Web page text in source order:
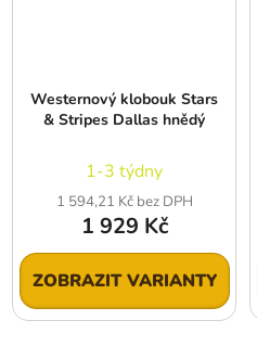
Westernový klobouk Stars
& Stripes Dallas hnědý
1-3 týdny
1 594,21 Kč bez DPH
1 929 Kč
ZOBRAZIT VARIANTY